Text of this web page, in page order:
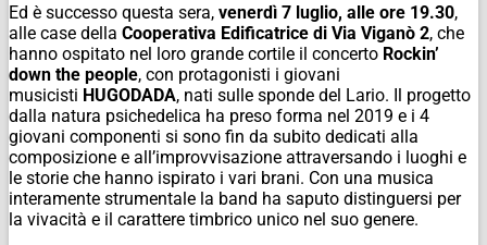
Ed è successo questa sera, venerdì 7 luglio, alle ore 19.30,
alle case della Cooperativa Edificatrice di Via Viganò 2, che
hanno ospitato nel loro grande cortile il concerto Rockin’
down the people, con protagonisti i giovani
musicisti HUGODADA, nati sulle sponde del Lario. Il progetto
dalla natura psichedelica ha preso forma nel 2019 e i 4
giovani componenti si sono fin da subito dedicati alla
composizione e all’improvvisazione attraversando i luoghi e
le storie che hanno ispirato i vari brani. Con una musica
interamente strumentale la band ha saputo distinguersi per
la vivacità e il carattere timbrico unico nel suo genere.